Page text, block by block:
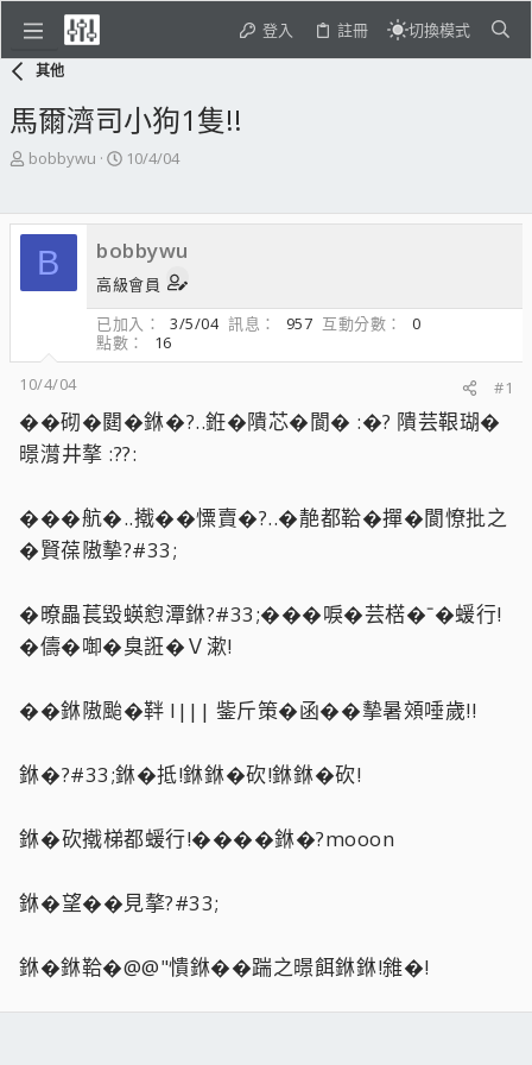
登入 註冊 切換模式
其他
馬爾濟司小狗1隻!!
主
起
人
bobbywu
開
期
10/4/04
B bobbywu
高級會員
已加入
3/5/04 訊息 957 互動分數
0
點數
16
10/4/04
#1
��砌�閮�銝�?..銋�隤芯�閬� :�? 隤芸鞎瑚�
暻潸井摮 :??:
���航�..撠��憟賣�?..�靘都鞈�撣�閬憭批之
�賢葆隞摰?#33;
�暸畾萇毀蝧憌潭銝?#33;���唳�芸楛�ˉ�蝯行!
�儔�啣�臭誑�Ｖ漱!
��銝隞颱�靽 l||| 鈭斤策�函��摰暑頝唾歲!!
銝�?#33;銝�抵!銝銝�砍!銝銝�砍!
銝�砍撠梯都蝯行!����銝�?mooon
銝�望��見摮?#33;
銝�銝鞈�@@"憒銝��踹之暻餌銝銝!雓�!